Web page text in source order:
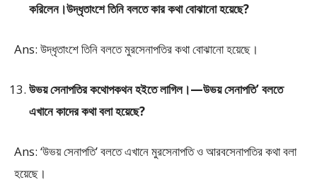
করিলেন।উদ্ধৃতাংশে তিনি বলতে কার কথা বােঝানাে হয়েছে?
Ans: উদ্ধৃতাংশে তিনি বলতে মুরসেনাপতির কথা বােঝানাে হয়েছে।
উভয় সেনাপতির কথােপকথন হইতে লাগিল।—উভয় সেনাপতি’ বলতে
এখানে কাদের কথা বলা হয়েছে?
Ans: ‘উভয় সেনাপতি’ বলতে এখানে মুরসেনাপতি ও আরবসেনাপতির কথা বলা
হয়েছে।